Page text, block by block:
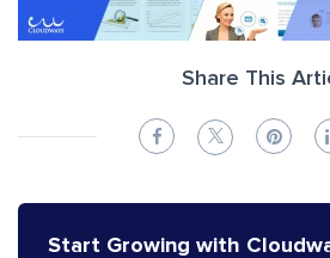
Share This
Start Growing with